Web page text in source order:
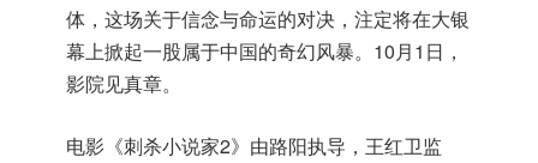
体，这场关于信念与命运的对决，注定将在大银
幕上掀起一股属于中国的奇幻风暴。10月1日，
影院见真章。
电影《刺杀小说家2》由路阳执导，王红卫监